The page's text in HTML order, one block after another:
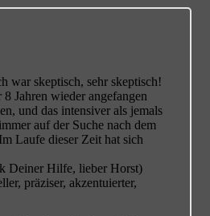
war skeptisch, sehr skeptisch!
Jahren wieder angefangen
und das intensiver als jemals
auf der Suche nach dem
Laufe dieser Zeit hat sich
Deiner Hilfe, lieber Horst)
präziser, akzentuierter,